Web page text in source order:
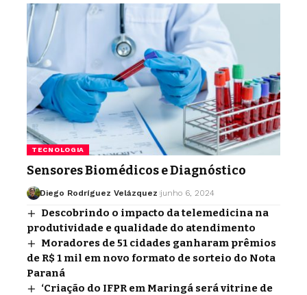
TECNOLOGIA
Sensores Biomédicos e Diagnóstico
Diego Rodríguez Velázquez junho 6, 2024
Descobrindo o impacto da telemedicina na
produtividade e qualidade do atendimento
Moradores de 51 cidades ganharam prêmios
de R$ 1 mil em novo formato de sorteio do Nota
Paraná
‘Criação do IFPR em Maringá será vitrine de